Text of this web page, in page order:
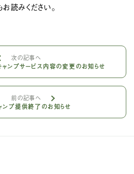
お読みください。
次の記事へ
ャンプサービス内容の変更のお知らせ
前の記事へ
ンプ提供終了のお知らせ